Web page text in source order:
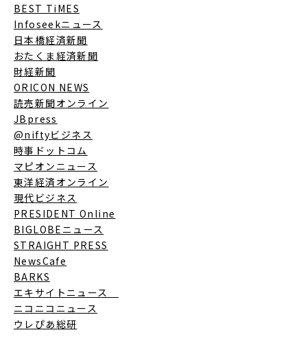
BEST TiMES
Infoseekニュース
日本橋経済新聞
おたくま経済新聞
財経新聞
ORICON NEWS
読売新聞オンライン
JBpress
@niftyビジネス
時事ドットコム
マピオンニュース
東洋経済オンライン
現代ビジネス
PRESIDENT Online
BIGLOBEニュース
STRAIGHT PRESS
NewsCafe
BARKS
エキサイトニュース
ニコニコニュース
ウレぴあ総研